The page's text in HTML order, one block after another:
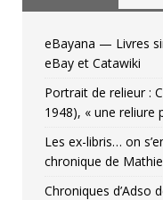
eBayana — Livres
eBay et Catawiki
Portrait de relieur :
1948), « une reliure
Les ex-libris… on
chronique de
Chroniques d’Adso